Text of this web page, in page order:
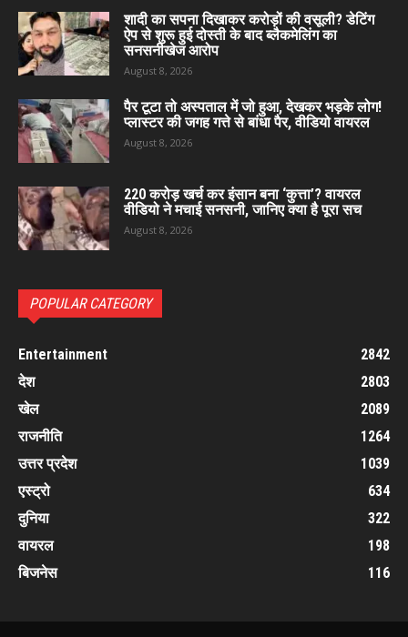
शादी का सपना दिखाकर करोड़ों की वसूली? डेटिंग
ऐप से शुरू हुई दोस्ती के बाद ब्लैकमेलिंग का
सनसनीखेज आरोप
August 8, 2026
पैर टूटा तो अस्पताल में जो हुआ, देखकर भड़के लोग!
प्लास्टर की जगह गत्ते से बांधा पैर, वीडियो वायरल
August 8, 2026
220 करोड़ खर्च कर इंसान बना ‘कुत्ता’? वायरल
वीडियो ने मचाई सनसनी, जानिए क्या है पूरा सच
August 8, 2026
POPULAR CATEGORY
Entertainment
2842
देश
2803
खेल
2089
राजनीति
1264
उत्तर प्रदेश
1039
एस्ट्रो
634
दुनिया
322
वायरल
198
बिजनेस
116